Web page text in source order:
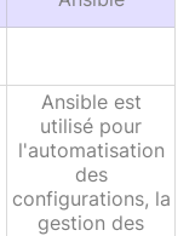
Ansible est
utilisé pour
l'automatisation
des
configurations, la
gestion des